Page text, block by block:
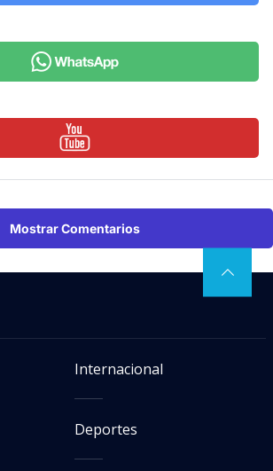
Mostrar Comentarios
Internacional
Deportes